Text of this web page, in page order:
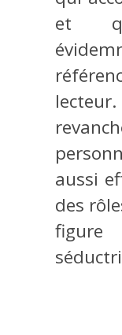
et
aussi
des